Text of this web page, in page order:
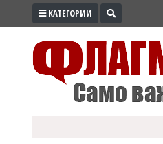
ПРОМО
КАТЕГОРИИ